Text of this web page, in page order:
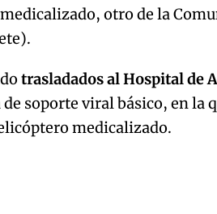
otro de la
trasladados al Hospital de
soporte viral básico, en la
medicalizado.